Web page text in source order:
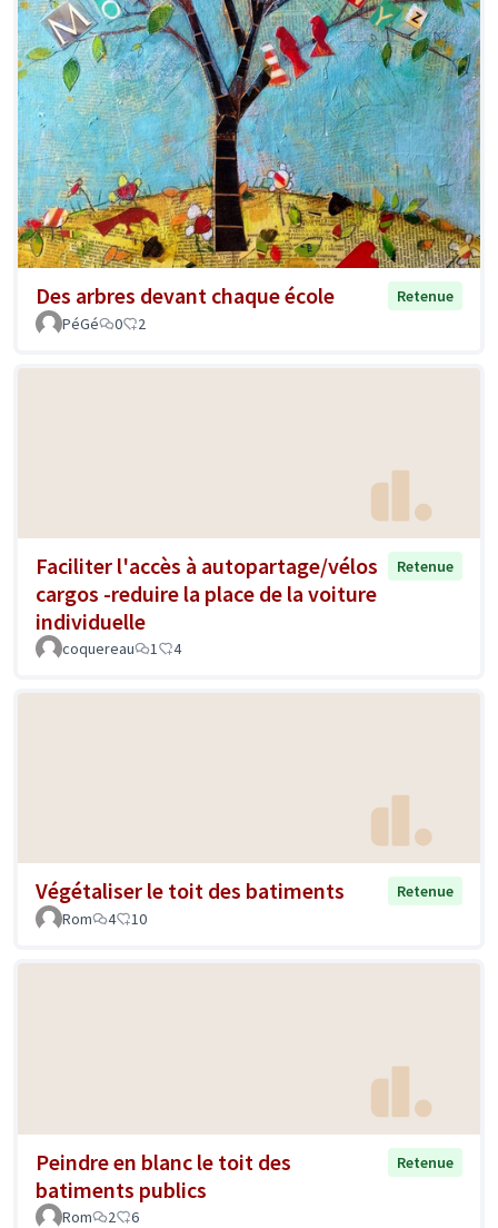
Des arbres devant chaque école
Retenue
PéGé
0 2
Faciliter l'accès à autopartage/vélos
cargos -reduire la place de la voiture
individuelle
Retenue
coquereau 1 4
Végétaliser le toit des batiments
Retenue
Rom
4 10
Peindre en blanc le toit des
batiments publics
Retenue
Rom 2 6